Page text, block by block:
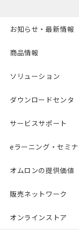
お知らせ・最新情報
商品情報
ソリューション
ダウンロードセンタ
サービスサポート
eラーニング・セミナ
オムロンの提供価値
販売ネットワーク
オンラインストア